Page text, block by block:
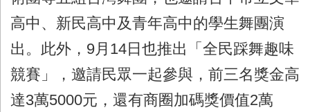
高中、新民高中及青年高中的學生舞團演
出。此外， 9月 14日也推出「全民踩舞趣味
競賽」，邀請民眾一起參與，前三名獎金高
達3萬5000元，還有商圈加碼獎價值2萬